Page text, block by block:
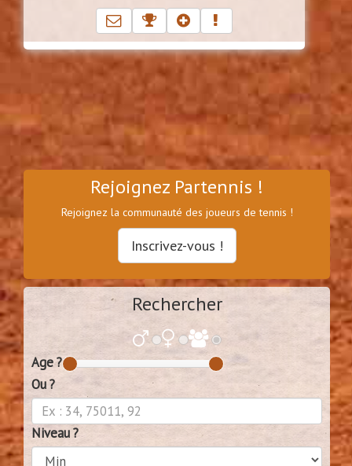
Rejoignez Partennis !
Rejoignez la communauté des joueurs de tennis !
Inscrivez-vous !
Rechercher
Age ?
Ou ?
Niveau ?